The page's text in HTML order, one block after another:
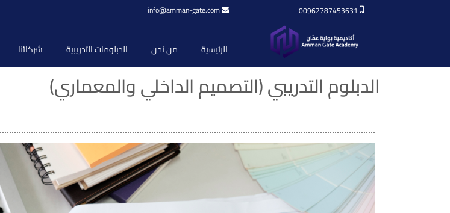
info@amman-gate.com
الرئيسية من نحن الدبلومات التدريبية شركائنا
الدبلوم التدريبي (التصميم الداخلي والمعماري)